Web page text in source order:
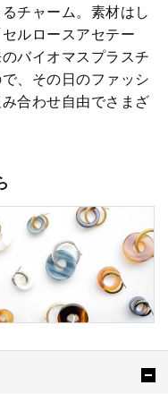
チャーム。素材はし
ルロースアセテー
バイオマスプラスチ
、その日のファッシ
合わせ自由でさまざ